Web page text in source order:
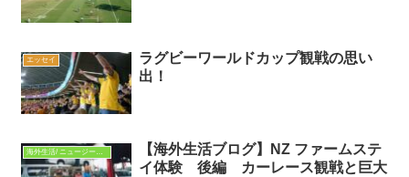
エッセイ
ラグビーワールドカップ観戦の思い
出！
【海外生活ブログ】NZ ファームステ
イ体験 後編 カーレース観戦と巨大